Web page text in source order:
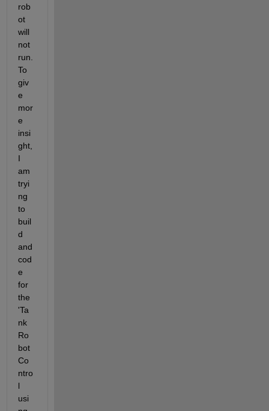
rob
ot
will
not
run.
To
giv
e
mor
e
insi
ght,
I
am
tryi
ng
to
buil
d
and
cod
e
for
the
'Ta
nk
Ro
bot
Co
ntro
l
usi